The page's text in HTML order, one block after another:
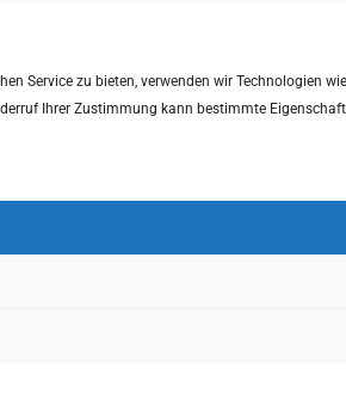
Service zu bieten, verwenden wir Technologien
Ihrer Zustimmung kann bestimmte